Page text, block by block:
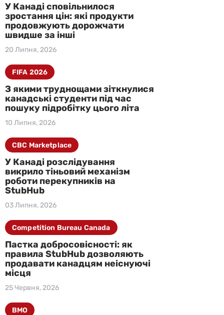
У Канаді сповільнилося
зростання цін: які продукти
продовжують дорожчати
швидше за інші
20 Липня, 2026
З якими труднощами зіткнулися
канадські студенти під час
пошуку підробітку цього літа
10 Липня, 2026
FIFA 2026
У Канаді розслідування
викрило тіньовий механізм
роботи перекупників на
StubHub
03 Липня, 2026
CBC Marketplace
Пастка добросовісності: як
правила StubHub дозволяють
продавати канадцям неіснуючі
місця
25 Червня, 2026
Competition Bureau Canada
BMO